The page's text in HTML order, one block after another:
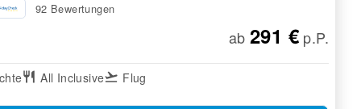
92 Bewertungen
ab 291 € p.P.
restaurant All Inclusiveflight_takeoff Flug